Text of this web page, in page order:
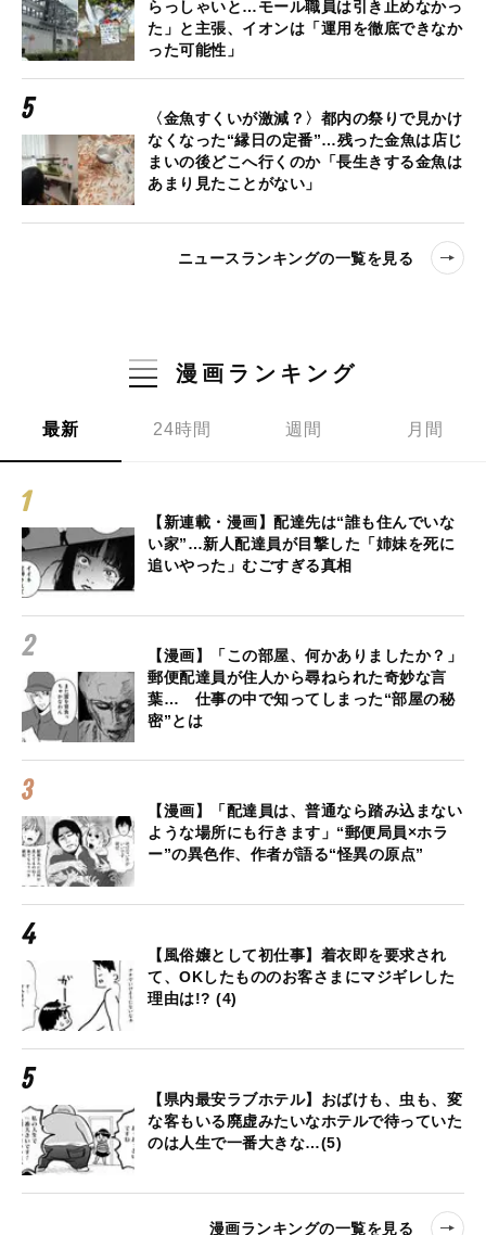
らっしゃいと…モール職員は引き止めなかっ
た」と主張、イオンは「運用を徹底できなか
った可能性」
〈金魚すくいが激減？〉都内の祭りで見かけ
なくなった“縁日の定番”…残った金魚は店じ
まいの後どこへ行くのか「長生きする金魚は
あまり見たことがない」
ニュースランキングの一覧を見る
漫画ランキング
最新 24時間 週間 月間
【新連載・漫画】配達先は“誰も住んでいな
い家”…新人配達員が目撃した「姉妹を死に
追いやった」むごすぎる真相
【漫画】「この部屋、何かありましたか？」
郵便配達員が住人から尋ねられた奇妙な言
葉… 仕事の中で知ってしまった“部屋の秘
密”とは
【漫画】「配達員は、普通なら踏み込まない
ような場所にも行きます」“郵便局員×ホラ
ー”の異色作、作者が語る“怪異の原点”
【風俗嬢として初仕事】着衣即を要求され
て、OKしたもののお客さまにマジギレした
理由は!? (4)
【県内最安ラブホテル】おばけも、虫も、変
な客もいる廃虚みたいなホテルで待っていた
のは人生で一番大きな…(5)
漫画ランキングの一覧を見る